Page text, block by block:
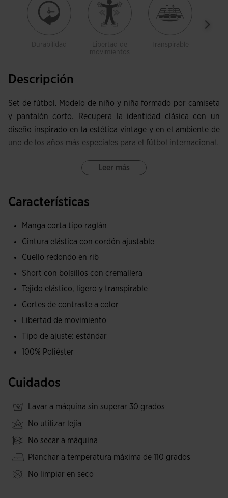
Durabilidad
Libertad de
movimientos
Transpirable
Descripción
Set de fútbol. Modelo de niño y niña formado por camiseta
y pantalón corto. Recupera la identidad clásica con un
diseño inspirado en la estética vintage y en el ambiente de
uno de los años más especiales para el fútbol internacional.
La camiseta de manga corta presenta cuello redondo en rib
además de bolsillos laterales sin cremallera.
Ambas prendas están confeccionadas en tejido elástico,
Incluyen un logotipo especial en el interior y el logotipo
clásico bordado.
Leer más
Características
Manga corta tipo raglán
Cintura elástica con cordón ajustable
Cuello redondo en rib
Short con bolsillos con cremallera
Tejido elástico, ligero y transpirable
Cortes de contraste a color
Libertad de movimiento
Tipo de ajuste: estándar
100% Poliéster
Cuidados
Lavar a máquina sin superar 30 grados
No utilizar lejía
No secar a máquina
Planchar a temperatura máxima de 110 grados
No limpiar en seco